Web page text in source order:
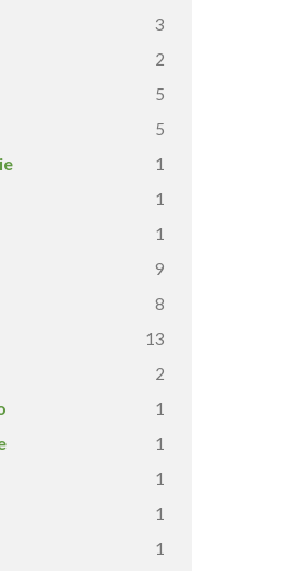
3
2
5
5
1
1
1
9
8
13
2
1
1
1
1
1